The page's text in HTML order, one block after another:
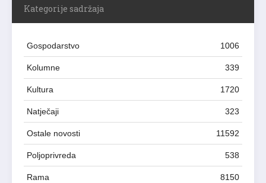
Kategorije sadržaja
Gospodarstvo 1006
Kolumne 339
Kultura 1720
Natječaji 323
Ostale novosti 11592
Poljoprivreda 538
Rama 8150